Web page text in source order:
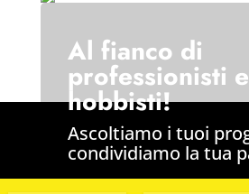
Al fianco di
professionisti e
hobbisti!
Ascoltiamo i tuoi
condividiamo la tua